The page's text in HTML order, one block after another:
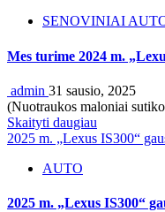
SENOVINIAI
Mes turime 2024 m.
admin 31 sausio, 2025
(Nuotraukos maloniai
Skaityti daugiau
2025 m. „Lexus IS300“
AUTO
2025 m. „Lexus IS300“